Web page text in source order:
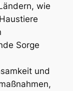
wie
Sorge
und